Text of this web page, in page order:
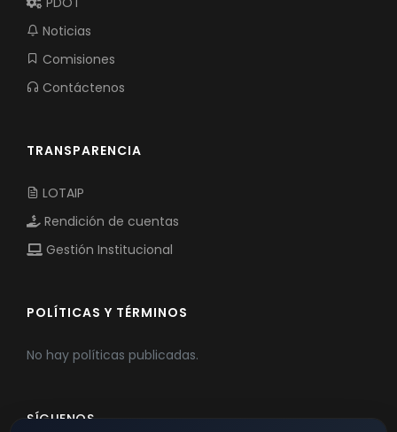
Noticias
Comisiones
Contáctenos
TRANSPARENCIA
LOTAIP
Rendición de cuentas
Gestión Institucional
POLÍTICAS Y TÉRMINOS
No hay políticas publicadas.
SÍGUENOS